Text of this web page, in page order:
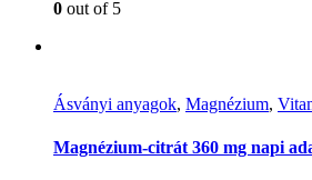
0 out of 5
Ásványi anyagok, Magnézium,
Magnézium-citrát 360 mg napi